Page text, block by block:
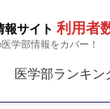
報サイト 利用者
学部情報をカバー！
医学部ランキン